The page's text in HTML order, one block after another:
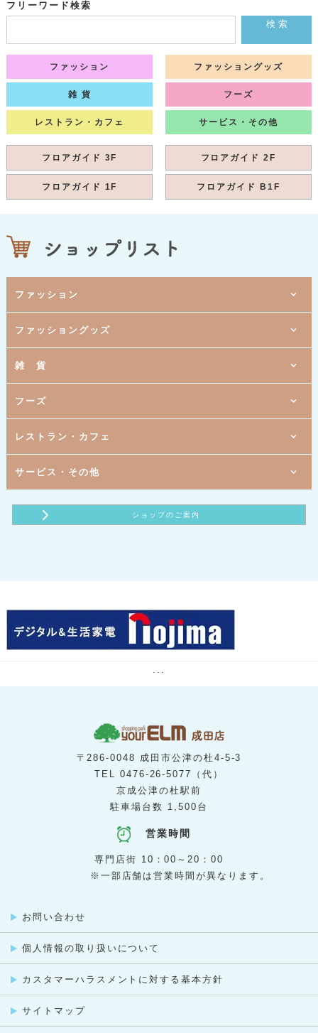
フリーワード検索
検 索
ファッション ファッショングッズ
雑 貨 フーズ
レストラン・カフェ サービス・その他
フロアガイド 3F フロアガイド 2F
フロアガイド 1F フロアガイド B1F
ファッション
1階 [ 婦人服 ]
ウィズダム
1階 [ レディスファッション ]
クールカレアン
1階 [ 婦人服 ]
ハーモニカ
1階 [ 呉服 ]
きもの日本橋 かのこ
1階 [ 婦人服・服飾雑貨 ]
ジェニー
1階 [ 婦人服・服飾雑貨 ]
シューラルー
1階 [ 婦人服 ]
The Scotch Club
1階 [ 婦人服 ]
ROOM ９０３
1階 [ マタニティ・ベビー・キッズ用品 ]
西松屋
1階 [ 総合衣料 ]
パシオス
ファッショングッズ
2階 [ ボディメイクランジェリー・化粧品 ]
MARUKO
3階 [ メガネ・コンタクト・補聴器 ]
メガネハット
1階 [ バッグ・雑貨 ]
アラマンダ
1階 [ 宝飾 ]
ベリテ
1階 [ 靴・小物 ]
ABCマート
雑 貨
1階 [ 携帯電話 ]
ソフトバンク・ワイモバイル
3階 [ バラエティ雑貨 ]
ダイソー
3階 [ バラエティ雑貨 ]
スリーピー
B1 [ 生活雑貨 ]
ボンメゾン
3階 [ デジタル＆生活家電 ]
ノジマ
3階 [ 印鑑・印刷・ゴム印 ]
はん・印刷のOTANI
2階 [ 携帯電話 ]
ドコモショップサテライト
B1 [ 調剤薬局 ]
room＆room
2階 [ 生活雑貨 ]
カインズユアエルム成田店
フーズ
B1 [ お茶・海苔 ]
小川園
B1 [ ラーメン ]
ラーメンショップ マルカ
B1 [ とんかつ惣菜 ]
いなば和幸
B1 [ アイスクリーム ]
サーティワンアイスクリーム
B1 [ 食品販売（農産物直売） ]
わくわく広場 ユアエルム成田店
B1 [ スーパーマーケット ]
レストラン・カフェ
1階 [ イタリアンレストラン ]
サイゼリヤ
B1 [ たこ焼き・たい焼き ]
天たこ・あんたろう
B1 [ ファーストフード ]
ミスタードーナツ
B1 [ カレー・インド料理 ]
マクドナルド
B1 [ 長崎ちゃんぽん ]
リンガーハット
サービス・その他
2階 [ ホットヨガスタジオ ]
カルド
B1 [ ヘアーカット専門店 ]
カーブス
3階 [ 子供英会話スクール ]
セイハ英語学院
B1 [ 生花 ]
はなくらぶ美美
3階 [ アミューズメントパーク ]
[ リラクゼーション ]
カラダサロン HOTちょっと
[ 歯科・矯正歯科 ]
はばたき矯正・こども歯科
ＣＡＳＡ ＣＯＬＯＲ
佐藤貴美枝ニットソーイングクラブ
[ 整骨院・はりきゅう院 ]
ステップゴルフプラス
2階 [ 音楽・英語教室／楽器販売 ]
ヤマハ音楽教室・英語教室 成田センター
B1 [ 保険代理店 ]
保険クリニック
1階 [ 洋服・くつ・かばんのお直し ]
ママのリフォーム
京成不動産
1階 [ 買取専門店 ]
ショップのご案内
...
〒286-0048 成田市公津の杜4-5-3
TEL 0476-26-5077
（代）
京成公津の杜駅前
駐車場台数 1,500台
営業時間
専門店街 10：00～20：00
※一部店舗は営業時間が異なります。
お問い合わせ
個人情報の取り扱いについて
カスタマーハラスメントに対する基本方針
サイトマップ